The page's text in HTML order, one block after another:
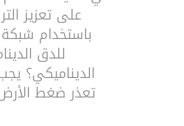
على تعزيز
باستخدام
للدق
الديناميكي؟
تعذر ضغط